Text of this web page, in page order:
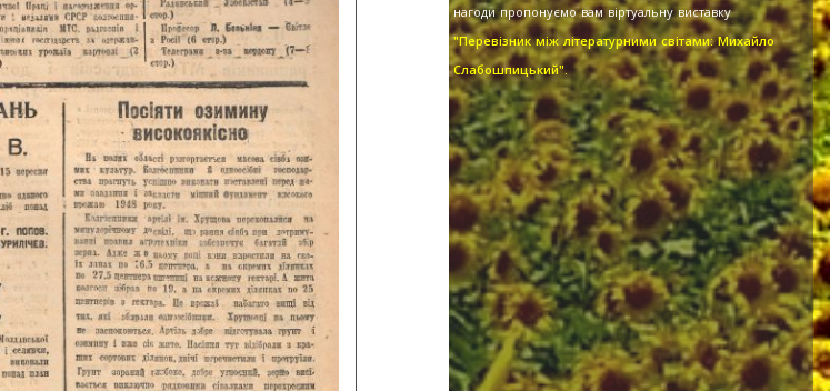
нагоди пропонуємо вам віртуальну виставку
"Перевізник між літературними світами: Михайло
Слабошпицький".